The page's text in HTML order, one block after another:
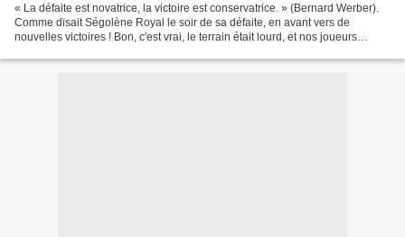
« La défaite est novatrice, la victoire est conservatrice. » (Bernard Werber).
Comme disait Ségolène Royal le soir de sa défaite, en avant vers de
nouvelles victoires ! Bon, c'est vrai, le terrain était lourd, et nos joueurs